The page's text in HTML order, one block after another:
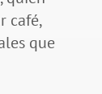
café,
que